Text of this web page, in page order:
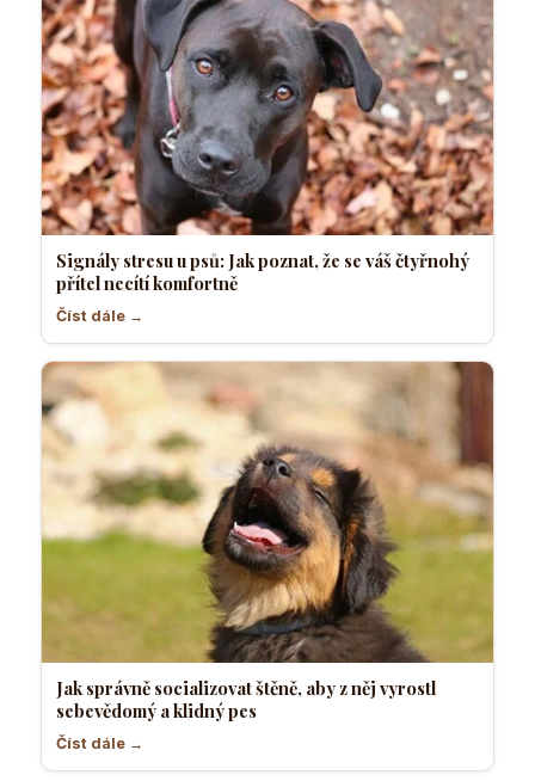
Signály stresu u psů: Jak poznat, že se váš čtyřnohý
přítel necítí komfortně
Číst dále →
Jak správně socializovat štěně, aby z něj vyrostl
sebevědomý a klidný pes
Číst dále →